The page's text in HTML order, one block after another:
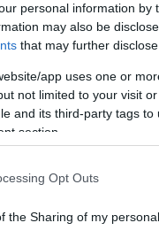
personal information by
may also be
that may further
app uses one or
not limited to your visit
and its third-party tags
section.
Opt Outs
the Sharing of my personal